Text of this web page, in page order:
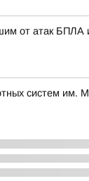
от атак БПЛА
систем им.